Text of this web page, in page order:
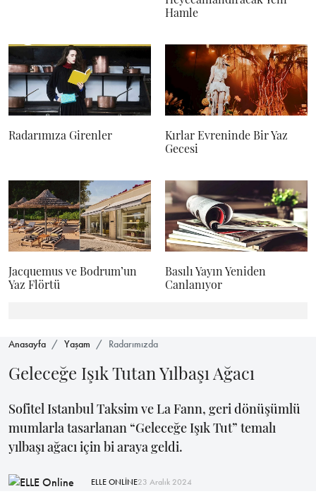
Hamle
Radarımıza Girenler
Kırlar Evreninde Bir Yaz
Gecesi
Jacquemus ve Bodrum’un
Yaz Flörtü
Basılı Yayın Yeniden
Canlanıyor
Anasayfa Yaşam Radarımızda
Geleceğe Işık Tutan Yılbaşı Ağacı
Sofitel Istanbul Taksim ve La Fann, geri dönüşümlü
mumlarla tasarlanan “Geleceğe Işık Tut” temalı
yılbaşı ağacı için bi araya geldi.
ELLE ONLİNE23 Aralık 2024